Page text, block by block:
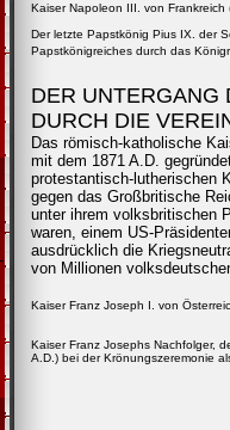
Kaiser Napoleon III. von
Der letzte Papstkönig Pius IX. der
Papstkönigreiches durch das
DER UNTERGANG
DURCH DIE
Das römisch-katholische
mit dem 1871 A.D.
protestantisch-lutherischen
gegen das Großbritische
unter ihrem volksbritischen
waren, einem US-
ausdrücklich die
von Millionen
Kaiser Franz Joseph I. von
Kaiser Franz Josephs Nachfolger,
A.D.) bei der Krönungszeremonie